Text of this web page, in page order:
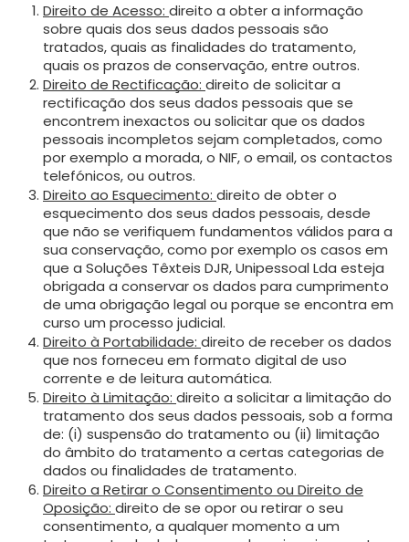
Direito de Acesso: direito a obter a informação
sobre quais dos seus dados pessoais são
tratados, quais as finalidades do tratamento,
quais os prazos de conservação, entre outros.
Direito de Rectificação: direito de solicitar a
rectificação dos seus dados pessoais que se
encontrem inexactos ou solicitar que os dados
pessoais incompletos sejam completados, como
por exemplo a morada, o NIF, o email, os contactos
telefónicos, ou outros.
Direito ao Esquecimento: direito de obter o
esquecimento dos seus dados pessoais, desde
que não se verifiquem fundamentos válidos para a
sua conservação, como por exemplo os casos em
que a Soluções Têxteis DJR, Unipessoal Lda esteja
obrigada a conservar os dados para cumprimento
de uma obrigação legal ou porque se encontra em
curso um processo judicial.
Direito à Portabilidade: direito de receber os dados
que nos forneceu em formato digital de uso
corrente e de leitura automática.
Direito à Limitação: direito a solicitar a limitação do
tratamento dos seus dados pessoais, sob a forma
de: (i) suspensão do tratamento ou (ii) limitação
do âmbito do tratamento a certas categorias de
dados ou finalidades de tratamento.
Direito a Retirar o Consentimento ou Direito de
Oposição: direito de se opor ou retirar o seu
consentimento, a qualquer momento a um